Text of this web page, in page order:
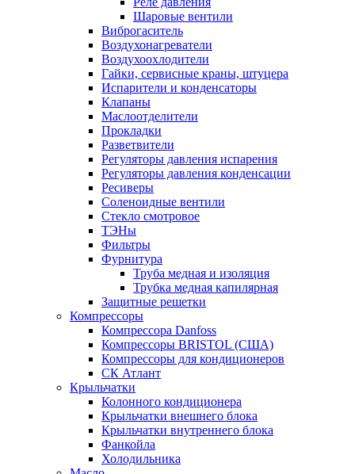
Шаровые вентили
Виброгаситель
Воздухонагреватели
Воздухоохлодители
Гайки, сервисные краны, штуцера
Испарители и конденсаторы
Клапаны
Маслоотделители
Прокладки
Разветвители
Регуляторы давления испарения
Регуляторы давления конденсации
Ресиверы
Соленоидные вентили
Стекло смотровое
ТЭНы
Фильтры
Фурнитура
Труба медная и изоляция
Трубка медная капилярная
Защитные решетки
Компрессоры
Компрессора Danfoss
Компрессоры BRISTOL (США)
Компрессоры для кондиционеров
СК Атлант
Крыльчатки
Колонного кондиционера
Крыльчатки внешнего блока
Крыльчатки внутреннего блока
Фанкойла
Холодильника